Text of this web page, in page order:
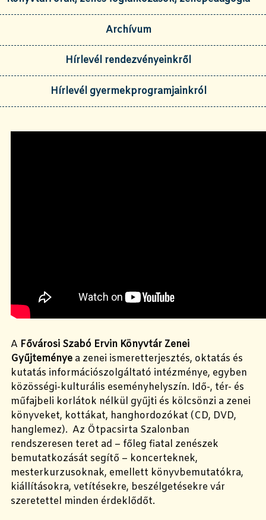
Archívum
Hírlevél rendezvényeinkről
Hírlevél gyermekprogramjainkról
A Fővárosi Szabó Ervin Könyvtár Zenei
Gyűjteménye a zenei ismeretterjesztés, oktatás és
kutatás információszolgáltató intézménye, egyben
közösségi-kulturális eseményhelyszín. Idő-, tér- és
műfajbeli korlátok nélkül gyűjti és kölcsönzi a zenei
könyveket, kottákat, hanghordozókat (CD, DVD,
hanglemez). Az Ötpacsirta Szalonban
rendszeresen teret ad – főleg fiatal zenészek
bemutatkozását segítő – koncerteknek,
mesterkurzusoknak, emellett könyvbemutatókra,
kiállításokra, vetítésekre, beszélgetésekre vár
szeretettel minden érdeklődőt.